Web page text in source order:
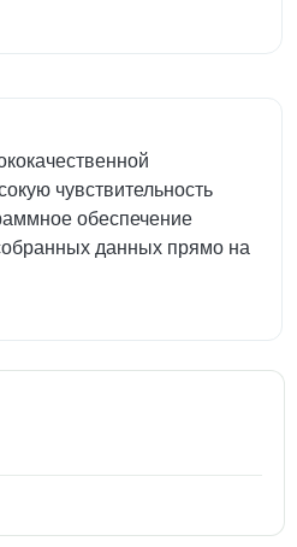
чувствительность
обеспечение
данных прямо на